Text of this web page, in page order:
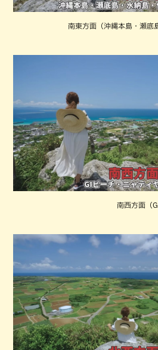
南東方面（沖縄本島・瀬底
南西方面（